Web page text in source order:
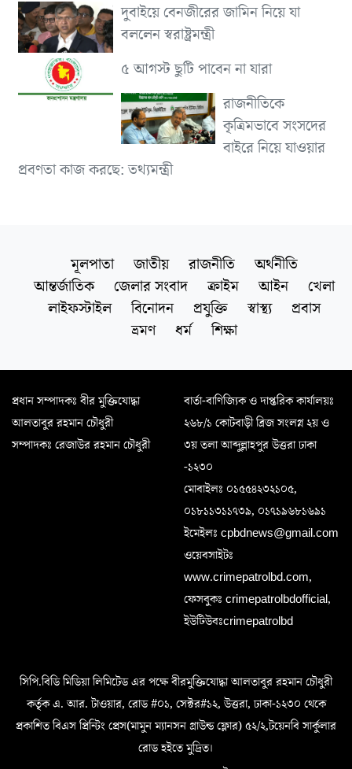
দুবাইয়ে বেনজীরের জামিন নিয়ে যা
বললেন স্বরাষ্ট্রমন্ত্রী
৫ আগস্ট ছুটি পাবেন না যারা
রাজনীতিকে
কৃত্রিমভাবে সংসদের
বাইরে নিয়ে যাওয়ার
প্রবণতা কাজ করছে: তথ্যমন্ত্রী
মূলপাতা জাতীয় রাজনীতি
অর্থনীতি
আন্তর্জাতিক
জেলার সংবাদ ক্রাইম আইন
খেলা
লাইফস্টাইল
বিনোদন প্রযুক্তি স্বাস্থ্য
প্রবাস
ভ্রমণ
ধর্ম শিক্ষা
প্রধান সম্পাদকঃ বীর মুক্তিযোদ্ধা
আলতাবুর রহমান চৌধুরী
সম্পাদকঃ রেজাউর রহমান চৌধুরী
বার্তা-বাণিজ্যিক ও দাপ্তরিক কার্যালয়ঃ
২৬৮/১ কোটবাড়ী ব্রিজ সংলগ্ন ২য় ও
৩য় তলা আব্দুল্লাহপুর উত্তরা ঢাকা
-১২৩০
মোবাইলঃ ০১৫৫৪২৩২১০৫,
০১৮১১৩১১৭৩৯, ০১৭১৯৬৮১৬৯১
ইমেইলঃ cpbdnews@gmail.com
ওয়েবসাইটঃ
www.crimepatrolbd.com,
ফেসবুকঃ crimepatrolbdofficial,
ইউটিউবঃcrimepatrolbd
সিপি.বিডি মিডিয়া লিমিটেড এর পক্ষে বীরমুক্তিযোদ্ধা আলতাবুর রহমান চৌধুরী
কর্তৃক এ. আর. টাওয়ার, রোড #০১, সেক্টর#১২, উত্তরা, ঢাকা-১২৩০ থেকে
প্রকাশিত বিএস প্রিন্টিং প্রেস(মামুন ম্যানসন গ্রাউন্ড ফ্লোর) ৫২/২,টয়েনবি সার্কুলার
রোড হইতে মুদ্রিত।